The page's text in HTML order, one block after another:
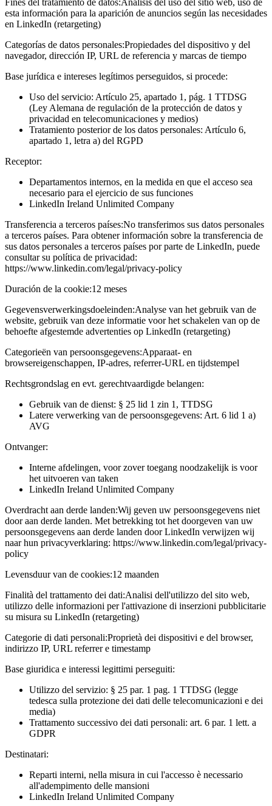
Fines del tratamiento de datos:Análisis del uso del sitio web, uso de
esta información para la aparición de anuncios según las necesidades
en LinkedIn (retargeting)
Categorías de datos personales:Propiedades del dispositivo y del
navegador, dirección IP, URL de referencia y marcas de tiempo
Base jurídica e intereses legítimos perseguidos, si procede:
Uso del servicio: Artículo 25, apartado 1, pág. 1 TTDSG
(Ley Alemana de regulación de la protección de datos y
privacidad en telecomunicaciones y medios)
Tratamiento posterior de los datos personales: Artículo 6,
apartado 1, letra a) del RGPD
Receptor:
Departamentos internos, en la medida en que el acceso sea
necesario para el ejercicio de sus funciones
LinkedIn Ireland Unlimited Company
Transferencia a terceros países:No transferimos sus datos personales
a terceros países. Para obtener información sobre la transferencia de
sus datos personales a terceros países por parte de LinkedIn, puede
consultar su política de privacidad:
https://www.linkedin.com/legal/privacy-policy
Duración de la cookie:12 meses
Gegevensverwerkingsdoeleinden:Analyse van het gebruik van de
website, gebruik van deze informatie voor het schakelen van op de
behoefte afgestemde advertenties op LinkedIn (retargeting)
Categorieën van persoonsgegevens:Apparaat- en
browsereigenschappen, IP-adres, referrer-URL en tijdstempel
Rechtsgrondslag en evt. gerechtvaardigde belangen:
Gebruik van de dienst: § 25 lid 1 zin 1, TTDSG
Latere verwerking van de persoonsgegevens: Art. 6 lid 1 a)
AVG
Ontvanger:
Interne afdelingen, voor zover toegang noodzakelijk is voor
het uitvoeren van taken
LinkedIn Ireland Unlimited Company
Overdracht aan derde landen:Wij geven uw persoonsgegevens niet
door aan derde landen. Met betrekking tot het doorgeven van uw
persoonsgegevens aan derde landen door LinkedIn verwijzen wij
naar hun privacyverklaring: https://www.linkedin.com/legal/privacy-
policy
Levensduur van de cookies:12 maanden
Finalità del trattamento dei dati:Analisi dell'utilizzo del sito web,
utilizzo delle informazioni per l'attivazione di inserzioni pubblicitarie
su misura su LinkedIn (retargeting)
Categorie di dati personali:Proprietà dei dispositivi e del browser,
indirizzo IP, URL referrer e timestamp
Base giuridica e interessi legittimi perseguiti:
Utilizzo del servizio: § 25 par. 1 pag. 1 TTDSG (legge
tedesca sulla protezione dei dati delle telecomunicazioni e dei
media)
Trattamento successivo dei dati personali: art. 6 par. 1 lett. a
GDPR
Destinatari:
Reparti interni, nella misura in cui l'accesso è necessario
all'adempimento delle mansioni
LinkedIn Ireland Unlimited Company